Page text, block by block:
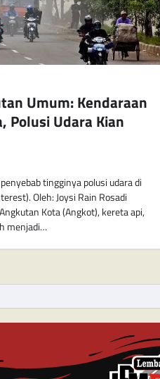
Umum: Kendaraan
Polusi Udara Kian
tingginya polusi udara di
Oleh: Joysi Rain Rosadi
Kota (Angkot), kereta api,
menjadi…